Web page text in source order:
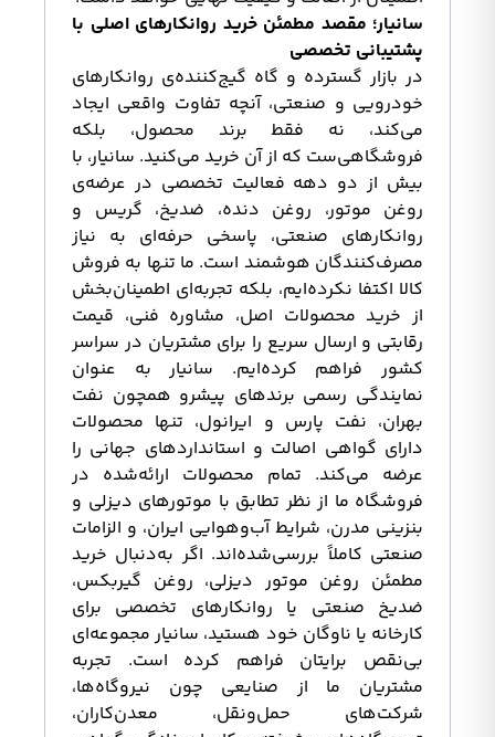
سانیار؛ مقصد مطمئن خرید روانکارهای اصلی با
پشتیبانی تخصصی
در بازار گسترده و گاه گیج‌کننده‌ی روانکارهای
خودرویی و صنعتی، آنچه تفاوت واقعی ایجاد
می‌کند، نه فقط برند محصول، بلکه
فروشگاهی‌ست که از آن خرید می‌کنید. سانیار، با
بیش از دو دهه فعالیت تخصصی در عرضه‌ی
روغن موتور، روغن دنده، ضدیخ، گریس و
روانکارهای صنعتی، پاسخی حرفه‌ای به نیاز
مصرف‌کنندگان هوشمند است. ما تنها به فروش
کالا اکتفا نکرده‌ایم، بلکه تجربه‌ای اطمینان‌بخش
از خرید محصولات اصل، مشاوره فنی، قیمت
رقابتی و ارسال سریع را برای مشتریان در سراسر
کشور فراهم کرده‌ایم. سانیار به عنوان
نمایندگی رسمی برندهای پیشرو همچون نفت
بهران، نفت پارس و ایرانول، تنها محصولات
دارای گواهی اصالت و استانداردهای جهانی را
عرضه می‌کند. تمام محصولات ارائه‌شده در
فروشگاه ما از نظر تطابق با موتورهای دیزلی و
بنزینی مدرن، شرایط آب‌وهوایی ایران، و الزامات
صنعتی کاملاً بررسی‌شده‌اند. اگر به‌دنبال خرید
مطمئن روغن موتور دیزلی، روغن گیربکس،
ضدیخ صنعتی یا روانکارهای تخصصی برای
کارخانه یا ناوگان خود هستید، سانیار مجموعه‌ای
بی‌نقص برایتان فراهم کرده است. تجربه
مشتریان ما از صنایعی چون نیروگاه‌ها،
شرکت‌های حمل‌ونقل، معدن‌کاران،